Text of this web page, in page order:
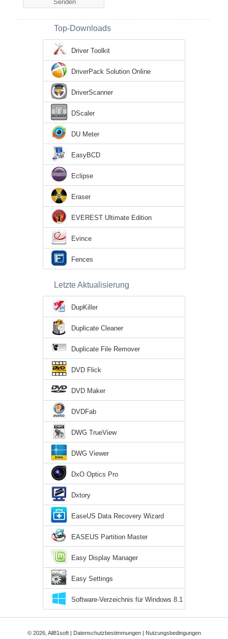
Top-Downloads
Driver Toolkit
DriverPack Solution Online
DriverScanner
DScaler
DU Meter
EasyBCD
Eclipse
Eraser
EVEREST Ultimate Edition
Evince
Fences
Letzte Aktualisierung
DupKiller
Duplicate Cleaner
Duplicate File Remover
DVD Flick
DVD Maker
DVDFab
DWG TrueView
DWG Viewer
DxO Optics Pro
Dxtory
EaseUS Data Recovery Wizard
EASEUS Partition Master
Easy Display Manager
Easy Settings
Software-Verzeichnis für Windows 8.1
© 2026, All81soft | Datenschutzbestimmungen| Nutzungsbedingungen